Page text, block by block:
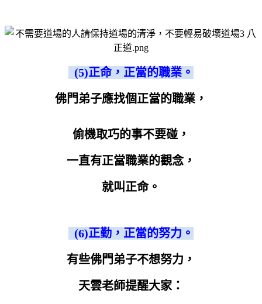
(5)正命，正當的職業。
佛門弟子應找個正當的職業，
偷機取巧的事不要碰，
一直有正當職業的觀念，
就叫正命。
(6)正勤，正當的努力。
有些佛門弟子不想努力，
天雲老師提醒大家：